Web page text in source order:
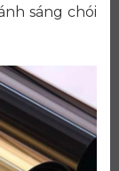
sáng chói